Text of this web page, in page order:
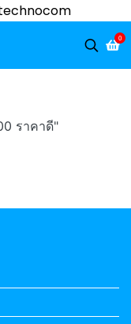
0
ราคาดี"